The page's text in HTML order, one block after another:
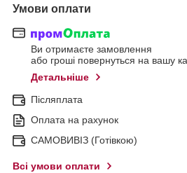
Умови оплати
Ви отримаєте замовлення
або гроші повернуться на вашу
Детальніше
Післяплата
Оплата на рахунок
САМОВИВІЗ (Готівкою)
Всі умови оплати